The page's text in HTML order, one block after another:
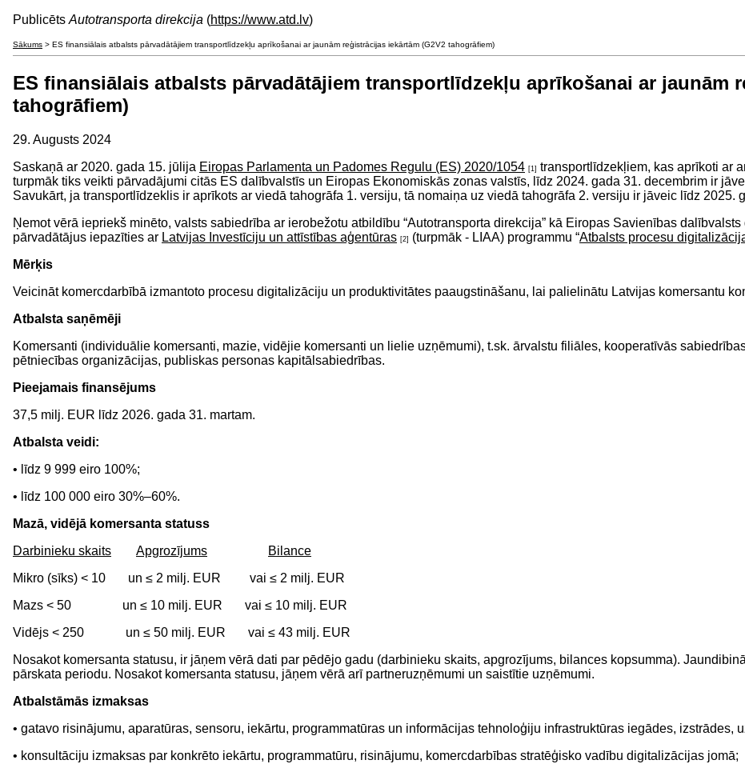
Publicēts Autotransporta direkcija (https://www.atd.lv)
Sākums > ES finansiālais atbalsts pārvadātājiem transportlīdzekļu aprīkošanai ar jaunām reģistrācijas iekārtām (G2V2 tahogrāfiem)
ES finansiālais atbalsts pārvadātājiem transportlīdzekļu aprīkošanai ar jaunām
tahogrāfiem)
29. Augusts 2024
Saskaņā ar 2020. gada 15. jūlija Eiropas Parlamenta un Padomes Regulu (ES) 2020/1054 [1] transportlīdzekļiem, kas aprīkoti ar
turpmāk tiks veikti pārvadājumi citās ES dalībvalstīs un Eiropas Ekonomiskās zonas valstīs, līdz 2024. gada 31. decembrim ir
Savukārt, ja transportlīdzeklis ir aprīkots ar viedā tahogrāfa 1. versiju, tā nomaiņa uz viedā tahogrāfa 2. versiju ir jāveic līdz 2025.
Ņemot vērā iepriekš minēto, valsts sabiedrība ar ierobežotu atbildību “Autotransporta direkcija” kā Eiropas Savienības
pārvadātājus iepazīties ar Latvijas Investīciju un attīstības aģentūras [2] (turpmāk - LIAA) programmu “Atbalsts procesu
Mērķis
Veicināt komercdarbībā izmantoto procesu digitalizāciju un produktivitātes paaugstināšanu, lai palielinātu Latvijas komersantu
Atbalsta saņēmēji
Komersanti (individuālie komersanti, mazie, vidējie komersanti un lielie uzņēmumi), t.sk. ārvalstu filiāles, kooperatīvās
pētniecības organizācijas, publiskas personas kapitālsabiedrības.
Pieejamais finansējums
37,5 milj. EUR līdz 2026. gada 31. martam.
Atbalsta veidi:
• līdz 9 999 eiro 100%;
• līdz 100 000 eiro 30%–60%.
Mazā, vidējā komersanta statuss
Darbinieku skaits
Apgrozījums
Bilance
Mikro (sīks) < 10 un ≤ 2 milj. EUR vai ≤ 2 milj. EUR
Mazs < 50 un ≤ 10 milj. EUR vai ≤ 10 milj. EUR
Vidējs < 250 un ≤ 50 milj. EUR vai ≤ 43 milj. EUR
Nosakot komersanta statusu, ir jāņem vērā dati par pēdējo gadu (darbinieku skaits, apgrozījums, bilances kopsumma).
pārskata periodu. Nosakot komersanta statusu, jāņem vērā arī partneruzņēmumi un saistītie uzņēmumi.
Atbalstāmās izmaksas
• gatavo risinājumu, aparatūras, sensoru, iekārtu, programmatūras un informācijas tehnoloģiju infrastruktūras iegādes, izstrādes,
• konsultāciju izmaksas par konkrēto iekārtu, programmatūru, risinājumu, komercdarbības stratēģisko vadību digitalizācijas jomā;